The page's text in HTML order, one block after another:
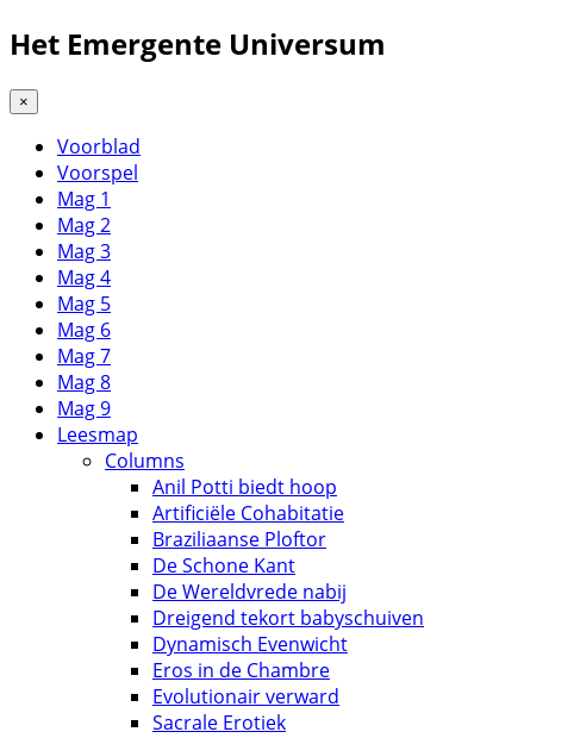
Het Emergente Universum
×
Voorblad
Voorspel
Mag 1
Mag 2
Mag 3
Mag 4
Mag 5
Mag 6
Mag 7
Mag 8
Mag 9
Leesmap
Columns
Anil Potti biedt hoop
Artificiële Cohabitatie
Braziliaanse Ploftor
De Schone Kant
De Wereldvrede nabij
Dreigend tekort babyschuiven
Dynamisch Evenwicht
Eros in de Chambre
Evolutionair verward
Sacrale Erotiek